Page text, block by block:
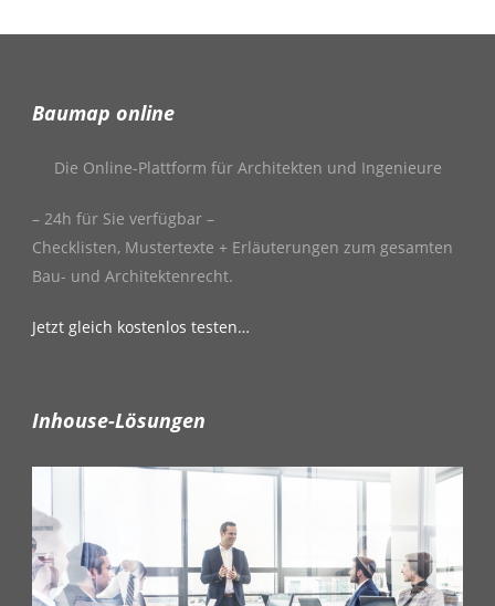
Baumap online
Die Online-Plattform für Architekten und Ingenieure
– 24h für Sie verfügbar –
Checklisten, Mustertexte + Erläuterungen zum gesamten
Bau- und Architektenrecht.
Jetzt gleich kostenlos testen…
Inhouse-Lösungen